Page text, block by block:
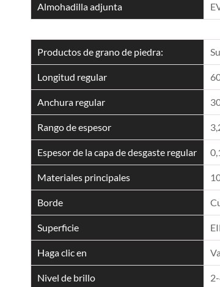
Almohadilla adjunta
Productos de grano de piedra:
Longitud regular
Anchura regular
Rango de espesor
Espesor de la capa de desgaste regular
Materiales principales
Borde
Superficie
Haga clic en
Nivel de brillo